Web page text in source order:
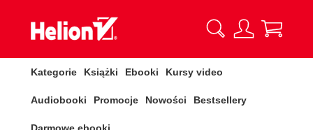
Kategorie Książki Ebooki Kursy video
Audiobooki Promocje Nowości Bestsellery